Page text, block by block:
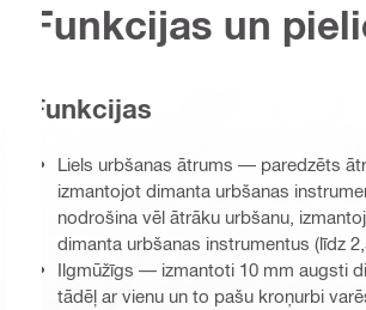
Funkcijas un
Funkcijas
Liels urbšanas ātrums — paredzēts
izmantojot dimanta urbšanas
nodrošina vēl ātrāku urbšanu,
dimanta urbšanas instrumentus (līdz
Ilgmūžīgs — izmantoti 10 mm augsti
tādēļ ar vienu un to pašu kroņurbi